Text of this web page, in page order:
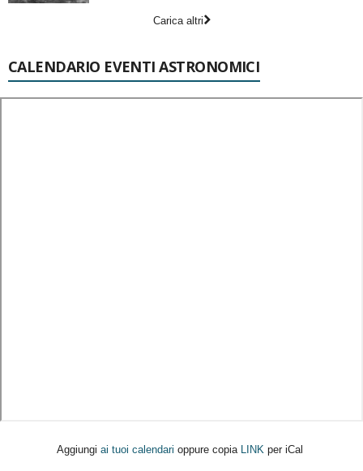
Carica altri
CALENDARIO EVENTI ASTRONOMICI
Aggiungi ai tuoi calendari oppure copia LINK per iCal